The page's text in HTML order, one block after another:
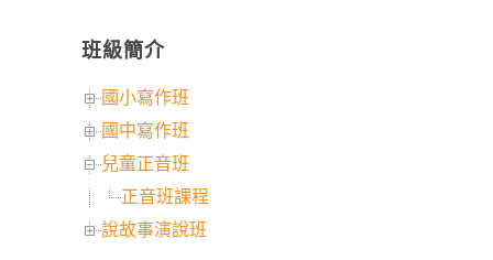
班級簡介
國小寫作班
國中寫作班
兒童正音班
正音班課程
說故事演說班